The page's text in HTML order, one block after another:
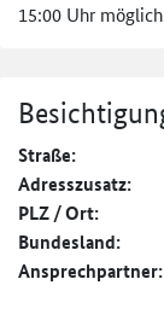
15:00 Uhr
Straße:
Adresszusatz:
PLZ / Ort:
Bundesland:
Ansprechpartner: